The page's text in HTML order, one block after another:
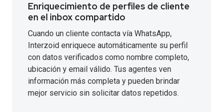
Enriquecimiento de perfiles de cliente
en el inbox compartido
Cuando un cliente contacta vía WhatsApp,
Interzoid enriquece automáticamente su perfil
con datos verificados como nombre completo,
ubicación y email válido. Tus agentes ven
información más completa y pueden brindar
mejor servicio sin solicitar datos repetidos.